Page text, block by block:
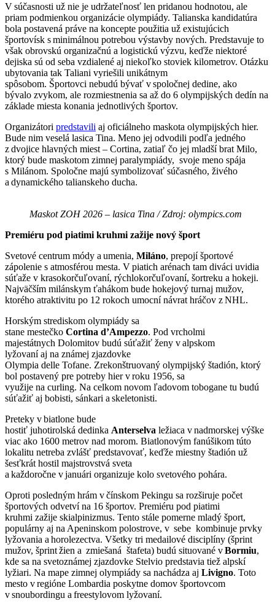
V súčasnosti už nie je udržateľnosť len pridanou hodnotou, ale
priam podmienkou organizácie olympiády. Talianska kandidatúra
bola postavená práve na koncepte použitia už existujúcich
športovísk s minimálnou potrebou výstavby nových. Predstavuje to
však obrovskú organizačnú a logistickú výzvu, keďže niektoré
dejiska sú od seba vzdialené aj niekoľko stoviek kilometrov. Otázku
ubytovania tak Taliani vyriešili unikátnym
spôsobom. Športovci nebudú bývať v spoločnej dedine, ako
bývalo zvykom, ale rozmiestnenia sa až do 6 olympijských dedín na
základe miesta konania jednotlivých športov.
Organizátori predstavili aj oficiálneho maskota olympijských hier.
Bude nim veselá lasica Tina. Meno jej odvodili podľa jedného
z dvojice hlavných miest – Cortina, zatiaľ čo jej mladší brat Milo,
ktorý bude maskotom zimnej paralympiády, svoje meno spája
s Milánom. Spoločne majú symbolizovať súčasného, živého
a dynamického talianskeho ducha.
Maskot ZOH 2026 – lasica Tina / Zdroj: olympics.com
Premiéru pod piatimi kruhmi zažije nový šport
Svetové centrum módy a umenia, Miláno, prepojí športové
zápolenie s atmosférou mesta. V piatich arénach tam diváci uvidia
súťaže v krasokorčuľovaní, rýchlokorčuľovaní, šortreku a hokeji.
Najväčším milánskym ťahákom bude hokejový turnaj mužov,
ktorého atraktivitu po 12 rokoch umocní návrat hráčov z NHL.
Horským strediskom olympiády sa
stane mestečko Cortina d’Ampezzo. Pod vrcholmi
majestátnych Dolomitov budú súťažiť ženy v alpskom
lyžovaní aj na známej zjazdovke
Olympia delle Tofane. Zrekonštruovaný olympijský štadión, ktorý
bol postavený pre potreby hier v roku 1956, sa
využije na curling. Na celkom novom ľadovom tobogane tu budú
súťažiť aj bobisti, sánkari a skeletonisti.
Preteky v biatlone bude
hostiť juhotirolská dedinka Anterselva ležiaca v nadmorskej výške
viac ako 1600 metrov nad morom. Biatlonovým fanúšikom túto
lokalitu netreba zvlášť predstavovať, keďže miestny štadión už
šesťkrát hostil majstrovstvá sveta
a každoročne v januári organizuje kolo svetového pohára.
Oproti posledným hrám v čínskom Pekingu sa rozširuje počet
športových odvetví na 16 športov. Premiéru pod piatimi
kruhmi zažije skialpinizmus. Tento stále pomerne mladý šport,
populárny aj na Apeninskom polostrove, v sebe kombinuje prvky
lyžovania a horolezectva. Všetky tri medailové disciplíny (šprint
mužov, šprint žien a zmiešaná štafeta) budú situované vBormiu,
kde sa na svetoznámej zjazdovke Stelvio predstavia tiež alpskí
lyžiari. Na mape zimnej olympiády sa nachádza aj Livigno. Toto
mesto v regióne Lombardia poskytne domov športovcom
v snoubordingu a freestylovom lyžovaní.